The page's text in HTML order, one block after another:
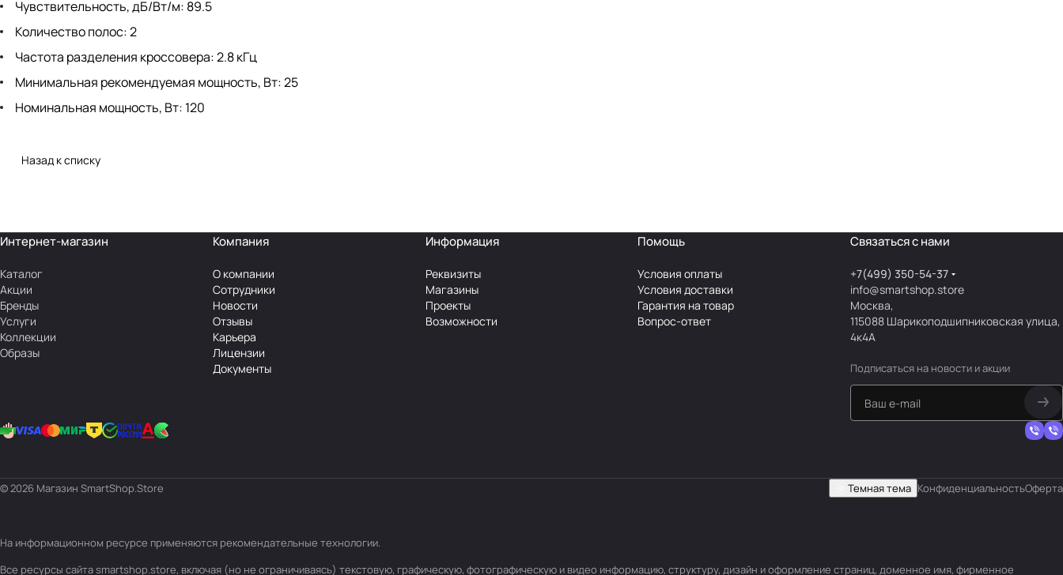
Чувствительность, дБ/Вт/м: 89.5
Количество полос: 2
Частота разделения кроссовера: 2.8 кГц
Минимальная рекомендуемая мощность, Вт: 25
Номинальная мощность, Вт: 120
Назад к списку
Интернет-магазин
Каталог
Акции
Бренды
Услуги
Коллекции
Образы
Компания
О компании
Сотрудники
Новости
Отзывы
Карьера
Лицензии
Документы
Информация
Реквизиты
Магазины
Проекты
Возможности
Помощь
Условия оплаты
Условия доставки
Гарантия на товар
Вопрос-ответ
Связаться с нами
+7(499) 350-54-37
info@smartshop.store
Москва,
115088 Шарикоподшипниковская улица,
4к4А
Подписаться на новости и акции
© 2026 Магазин SmartShop.Store Темная тема КонфиденциальностьОферта
На информационном ресурсе применяются рекомендательные технологии.
Все ресурсы сайта smartshop.store, включая (но не ограничиваясь) текстовую, графическую, фотографическую и видео информацию, структуру, дизайн и оформление страниц, доменное имя, фирменное